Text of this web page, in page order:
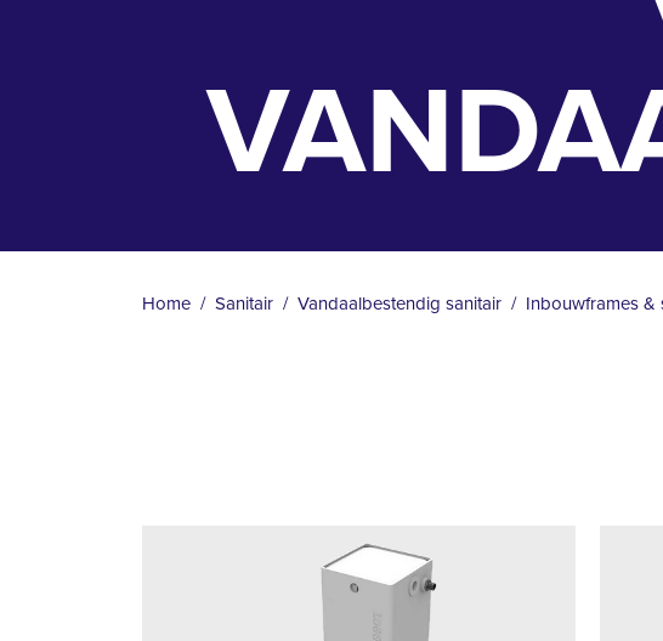
KRUIMELPAD
Home Sanitair Vandaalbestendig sanitair Inbouwframes